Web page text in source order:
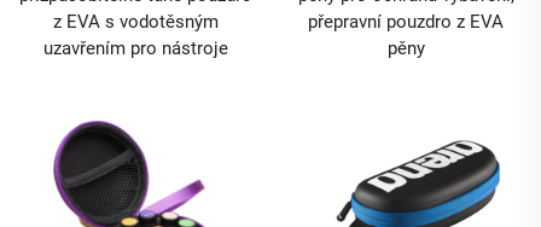
z EVA s vodotěsným
uzavřením pro nástroje
přepravní pouzdro z EVA
pěny